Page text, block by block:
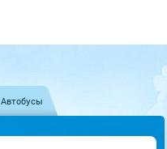
Автобусы